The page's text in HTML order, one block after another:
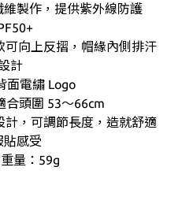
製作，提供紫外線防護
可向上反摺，帽緣內側排汗
計
面電繡 Logo
合頭圍 53～66cm
計，可調節長度，造就舒適
貼感受
量：59g